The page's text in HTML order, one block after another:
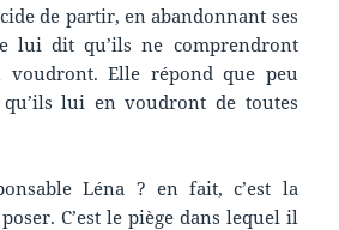
de partir, en abandonnant ses
lui dit qu’ils ne comprendront
voudront. Elle répond que peu
lui en voudront de toutes
Léna ? en fait, c’est la
C’est le piège dans lequel il